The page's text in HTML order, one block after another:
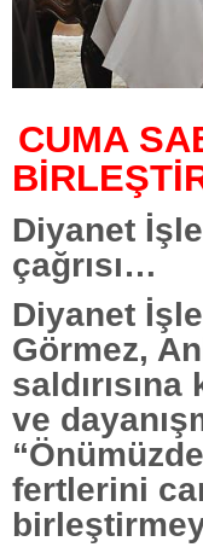
CUMA
Diyanet
çağrısı…
Diyanet
Görmez,
ve
fertlerini